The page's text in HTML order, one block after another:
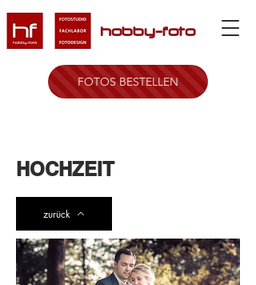
hobby-foto
FOTOS BESTELLEN
HOCHZEIT
zurück